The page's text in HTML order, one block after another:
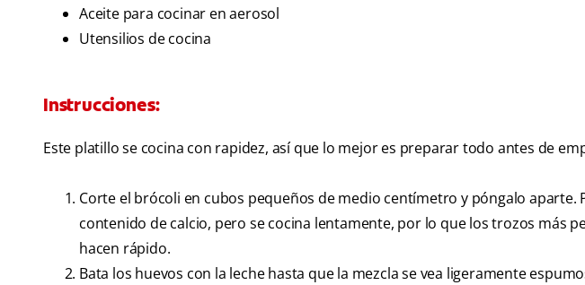
Aceite para cocinar en aerosol
Utensilios de cocina
Instrucciones:
Este platillo se cocina con rapidez, así que lo mejor es preparar todo antes de
Corte el brócoli en cubos pequeños de medio centímetro y póngalo
contenido de calcio, pero se cocina lentamente, por lo que los trozos más
hacen rápido.
Bata los huevos con la leche hasta que la mezcla se vea ligeramente